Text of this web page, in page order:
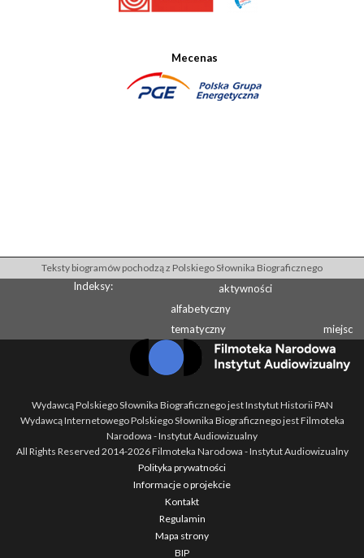
Mecenas
Teksty biogramów pochodzą z Polskiego Słownika Biograficznego
Indeksy:
aktywności
alfabetyczny
tematyczny
miejsc
Wydawcą Polskiego Słownika Biograficznego jest Instytut Historii PAN
Wydawcą Internetowego Polskiego Słownika Biograficznego jest Filmoteka
Narodowa - Instytut Audiowizualny
All Rights Reserved 2014-2026Filmoteka Narodowa - Instytut Audiowizualny
Polityka prywatności
Informacje o projekcie
Kontakt
Regulamin
Mapa strony
BIP